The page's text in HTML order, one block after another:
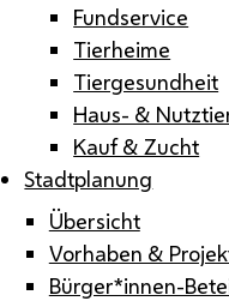
Fundservice
Tierheime
Tiergesundheit
Haus- &
Kauf & Zucht
Stadtplanung
Übersicht
Vorhaben &
Bürger*innen-